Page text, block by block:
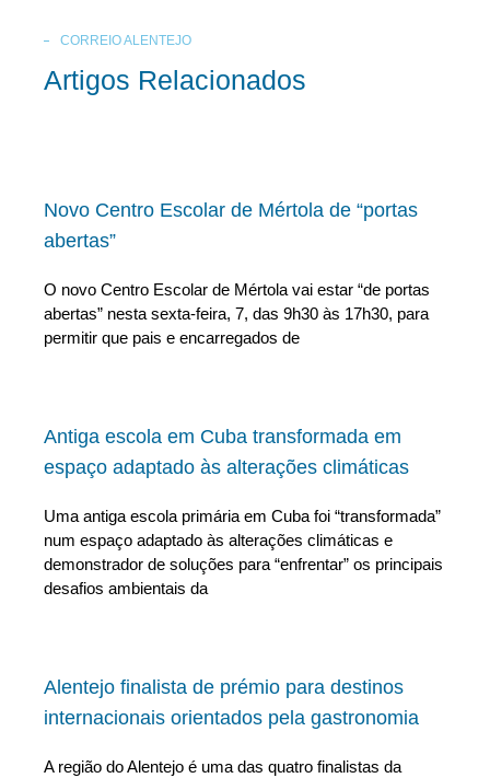
CORREIO ALENTEJO
Artigos Relacionados
Novo Centro Escolar de Mértola de “portas
abertas”
O novo Centro Escolar de Mértola vai estar “de portas
abertas” nesta sexta-feira, 7, das 9h30 às 17h30, para
permitir que pais e encarregados de
Antiga escola em Cuba transformada em
espaço adaptado às alterações climáticas
Uma antiga escola primária em Cuba foi “transformada”
num espaço adaptado às alterações climáticas e
demonstrador de soluções para “enfrentar” os principais
desafios ambientais da
Alentejo finalista de prémio para destinos
internacionais orientados pela gastronomia
A região do Alentejo é uma das quatro finalistas da